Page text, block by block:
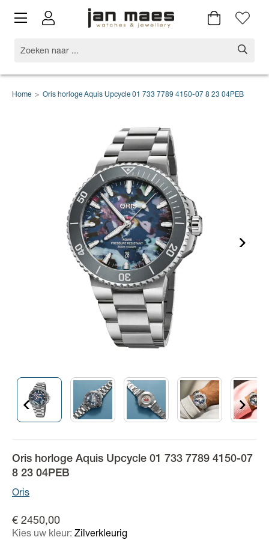
Home > Oris horloge Aquis Upcycle 01 733 7789 4150-07 8 23 04PEB
Oris horloge Aquis Upcycle 01 733 7789 4150-07
8 23 04PEB
Oris
€ 2450,00
Kies uw kleur: Zilverkleurig